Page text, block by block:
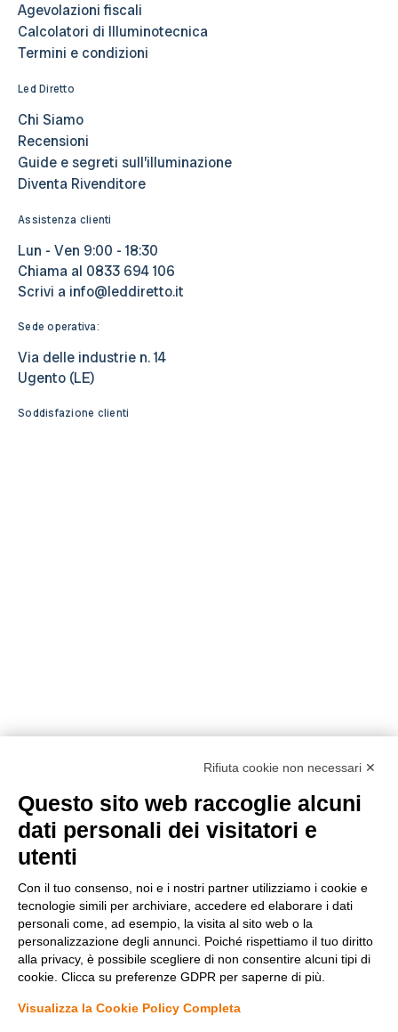
Aumenta
Agevolazioni fiscali
Calcolatori di Illuminotecnica
Termini e condizioni
Led Diretto
Chi Siamo
Recensioni
Guide e segreti sull’illuminazione
Diventa Rivenditore
Assistenza clienti
Lun - Ven 9:00 - 18:30
Chiama al 0833 694 106
Scrivi a info@leddiretto.it
Sede operativa:
Via delle industrie n. 14
Ugento (LE)
Soddisfazione clienti
Metodi di pagamento
Condizioni di vendita
Privacy Policy
Modifica preferenze Cookie
Rifiuta cookie non necessari ✕
Questo sito web raccoglie alcuni
dati personali dei visitatori e
utenti
Con il tuo consenso, noi e i nostri partner utilizziamo i cookie e
tecnologie simili per archiviare, accedere ed elaborare i dati
personali come, ad esempio, la visita al sito web o la
personalizzazione degli annunci. Poiché rispettiamo il tuo diritto
alla privacy, è possibile scegliere di non consentire alcuni tipi di
cookie. Clicca su preferenze GDPR per saperne di più.
Visualizza la Cookie Policy Completa